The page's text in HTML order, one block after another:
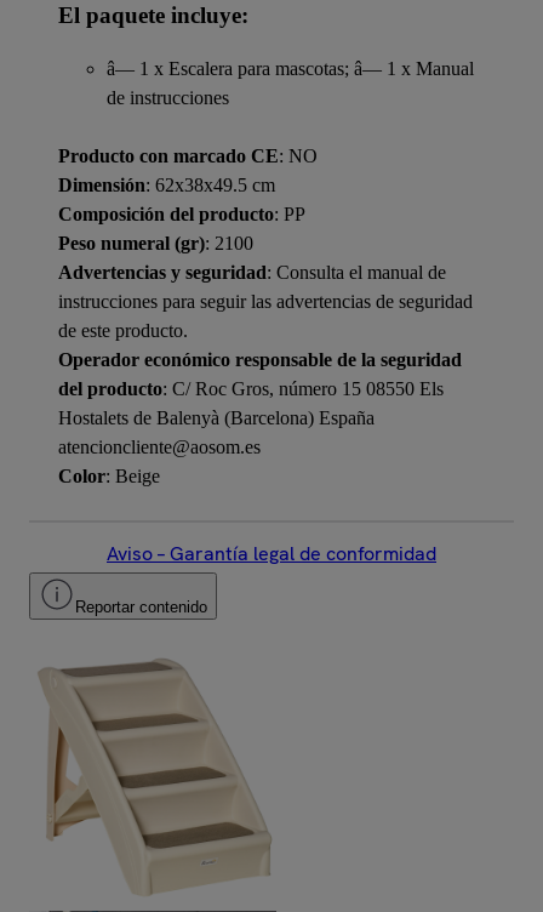
El paquete incluye:
â— 1 x Escalera para mascotas; â— 1 x Manual
de instrucciones
Producto con marcado CE: NO
Dimensión: 62x38x49.5 cm
Composición del producto: PP
Peso numeral (gr): 2100
Advertencias y seguridad: Consulta el manual de
instrucciones para seguir las advertencias de seguridad
de este producto.
Operador económico responsable de la seguridad
del producto: C/ Roc Gros, número 15 08550 Els
Hostalets de Balenyà (Barcelona) España
atencioncliente@aosom.es
Color: Beige
Aviso – Garantía legal de conformidad
Reportar contenido